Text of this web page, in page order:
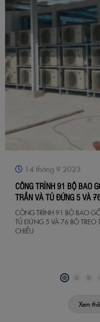
14 tháng 9 2023
CÔNG TRÌNH 91 BỘ BAO
TRẦN VÀ TỦ ĐỨNG 5 VÀ
INVERTER 2 CHIỀU
CÔNG TRÌNH 91 BỘ BAO
TỦ ĐỨNG 5 VÀ 76 BỘ TREO
CHIỀU
Xem